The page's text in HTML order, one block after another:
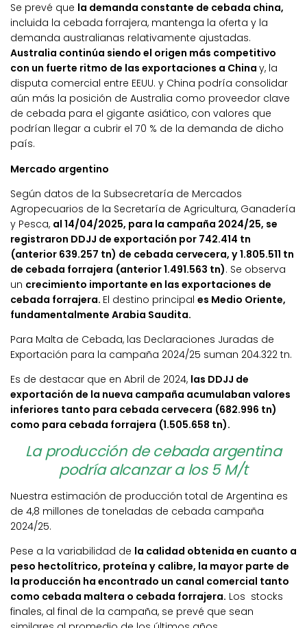
Se prevé que la demanda constante de cebada china,
incluida la cebada forrajera, mantenga la oferta y la
demanda australianas relativamente ajustadas.
Australia continúa siendo el origen más competitivo
con un fuerte ritmo de las exportaciones a China y, la
disputa comercial entre EEUU. y China podría consolidar
aún más la posición de Australia como proveedor clave
de cebada para el gigante asiático, con valores que
podrían llegar a cubrir el 70 % de la demanda de dicho
país.
Mercado argentino
Según datos de la Subsecretaría de Mercados
Agropecuarios de la Secretaría de Agricultura, Ganadería
y Pesca, al 14/04/2025, para la campaña 2024/25, se
registraron DDJJ de exportación por 742.414 tn
(anterior 639.257 tn) de cebada cervecera, y 1.805.511 tn
de cebada forrajera (anterior 1.491.563 tn). Se observa
un crecimiento importante en las exportaciones de
cebada forrajera. El destino principal es Medio Oriente,
fundamentalmente Arabia Saudita.
Para Malta de Cebada, las Declaraciones Juradas de
Exportación para la campaña 2024/25 suman 204.322 tn.
Es de destacar que en Abril de 2024, las DDJJ de
exportación de la nueva campaña acumulaban valores
inferiores tanto para cebada cervecera (682.996 tn)
como para cebada forrajera (1.505.658 tn).
La producción de cebada argentina
podría alcanzar a los 5 M/t
Nuestra estimación de producción total de Argentina es
de 4,8 millones de toneladas de cebada campaña
2024/25.
Pese a la variabilidad de la calidad obtenida en cuanto a
peso hectolítrico, proteína y calibre, la mayor parte de
la producción ha encontrado un canal comercial tanto
como cebada maltera o cebada forrajera. Los stocks
finales, al final de la campaña, se prevé que sean